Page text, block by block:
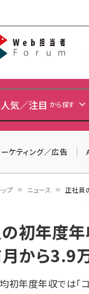
Web
人気／注目 から探す
ケティング／広告
プ ニュース 正社員
初年度
月から3.9
初年度年収では「コ